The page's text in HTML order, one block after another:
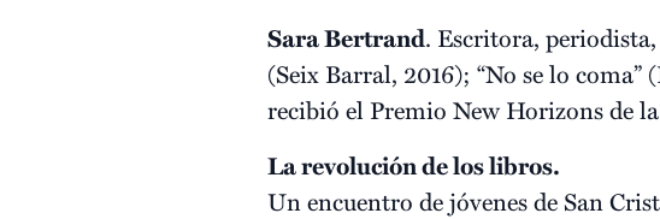
Sara Bertrand. Escritora,
(Seix Barral, 2016); “No se lo coma”
recibió el Premio New Horizons de
La revolución de los libros.
Un encuentro de jóvenes de San